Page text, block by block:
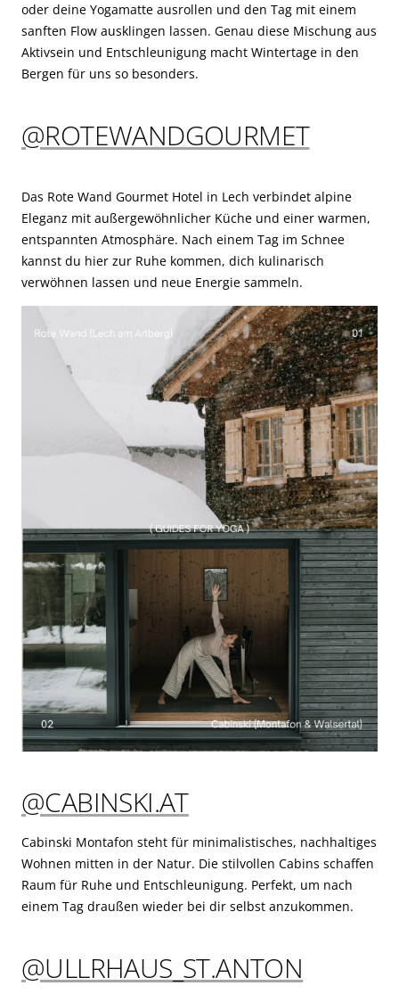
oder deine Yogamatte ausrollen und den Tag mit einem
sanften Flow ausklingen lassen. Genau diese Mischung aus
Aktivsein und Entschleunigung macht Wintertage in den
Bergen für uns so besonders.
@ROTEWANDGOURMET
Das Rote Wand Gourmet Hotel in Lech verbindet alpine
Eleganz mit außergewöhnlicher Küche und einer warmen,
entspannten Atmosphäre. Nach einem Tag im Schnee
kannst du hier zur Ruhe kommen, dich kulinarisch
verwöhnen lassen und neue Energie sammeln.
@CABINSKI.AT
Cabinski Montafon steht für minimalistisches, nachhaltiges
Wohnen mitten in der Natur. Die stilvollen Cabins schaffen
Raum für Ruhe und Entschleunigung. Perfekt, um nach
einem Tag draußen wieder bei dir selbst anzukommen.
@ULLRHAUS_ST.ANTON